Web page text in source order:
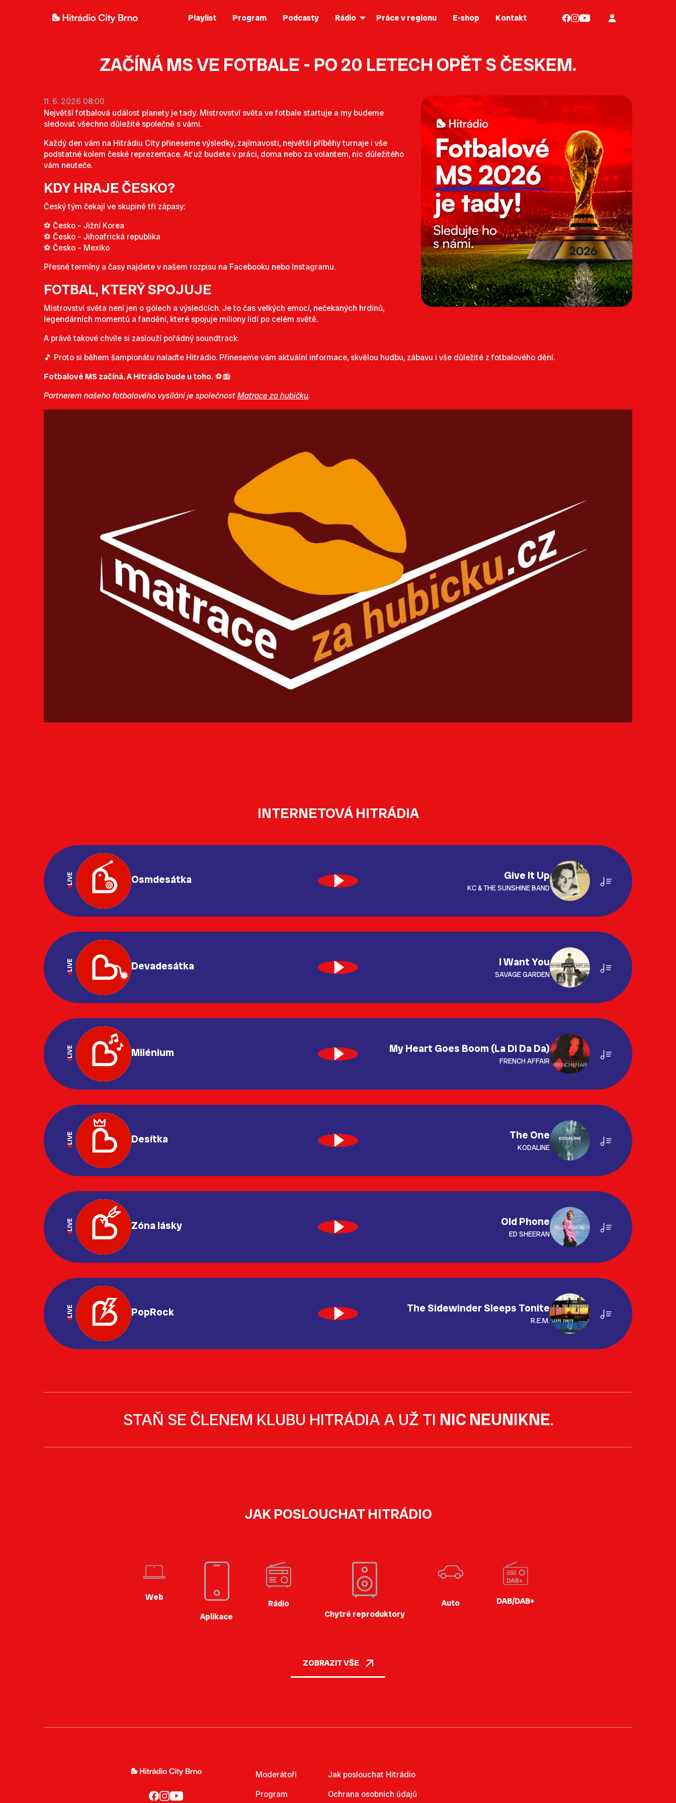
Playlist Program Podcasty Rádio Práce v regionu E-shop Kontakt
ZAČÍNÁ MS VE FOTBALE - PO 20 LETECH OPĚT S ČESKEM.
11. 6. 2026 08:00
Největší fotbalová událost planety je tady. Mistrovství světa ve fotbale startuje a my budeme
sledovat všechno důležité společně s vámi.
Každý den vám na Hitrádiu City přineseme výsledky, zajímavosti, největší příběhy turnaje i vše
podstatné kolem české reprezentace. Ať už budete v práci, doma nebo za volantem, nic důležitého
vám neuteče.
KDY HRAJE ČESKO?
Český tým čekají ve skupině tři zápasy:
⚽ Česko – Jižní Korea
⚽ Česko – Jihoafrická republika
⚽ Česko – Mexiko
Přesné termíny a časy najdete v našem rozpisu na Facebooku nebo Instagramu.
FOTBAL, KTERÝ SPOJUJE
Mistrovství světa není jen o gólech a výsledcích. Je to čas velkých emocí, nečekaných hrdinů,
legendárních momentů a fandění, které spojuje miliony lidí po celém světě.
A právě takové chvíle si zaslouží pořádný soundtrack.
🎵 Proto si během šampionátu nalaďte Hitrádio. Přineseme vám aktuální informace, skvělou hudbu, zábavu i vše důležité z fotbalového dění.
Fotbalové MS začíná. A Hitrádio bude u toho.⚽📻
Partnerem našeho fotbalového vysílání je společnostMatrace za hubičku.
INTERNETOVÁ HITRÁDIA
LIVE Osmdesátka Give It Up
KC & THE SUNSHINE BAND
LIVE Devadesátka I Want You
SAVAGE GARDEN
LIVE Milénium My Heart Goes Boom (La Di Da Da)
FRENCH AFFAIR
LIVE Desítka The One
KODALINE
LIVE Zóna lásky Old Phone
ED SHEERAN
LIVE PopRock The Sidewinder Sleeps Tonite
R.E.M.
STAŇ SE ČLENEM KLUBU HITRÁDIA A UŽ TI NIC NEUNIKNE.
JAK POSLOUCHAT HITRÁDIO
Web
Aplikace
Rádio
Chytré reproduktory
Auto DAB/DAB+
ZOBRAZIT VŠE
Moderátoři
Program
Jak poslouchat Hitrádio
Ochrana osobních údajů